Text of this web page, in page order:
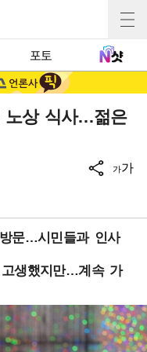
포토
노상 식사…젊은
가가
문…시민들과 인사
생했지만…계속 가